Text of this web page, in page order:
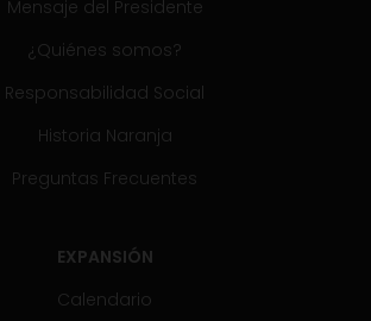
Mensaje del Presidente
¿Quiénes somos?
Responsabilidad Social
Historia Naranja
Preguntas Frecuentes
EXPANSIÓN
Calendario